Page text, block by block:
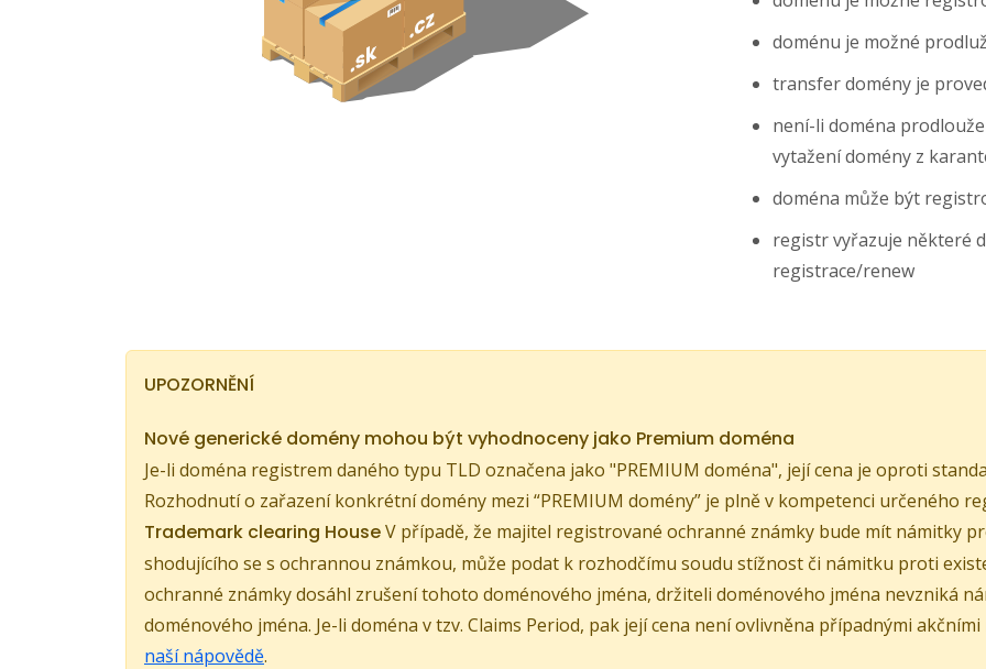
doménu je možné
transfer domény je
není-li doména
vytažení domény z
doména může být
registr vyřazuje některé
registrace/renew
UPOZORNĚNÍ
Nové generické domény mohou být vyhodnoceny jako Premium doména
Je-li doména registrem daného typu TLD označena jako "PREMIUM doména", její cena je oproti
Rozhodnutí o zařazení konkrétní domény mezi “PREMIUM domény” je plně v kompetenci určeného
Trademark clearing HouseV případě, že majitel registrované ochranné známky bude mít námitky
shodujícího se s ochrannou známkou, může podat k rozhodčímu soudu stížnost či námitku proti
ochranné známky dosáhl zrušení tohoto doménového jména, držiteli doménového jména nevzniká
doménového jména. Je-li doména v tzv. Claims Period, pak její cena není ovlivněna případnými
naší nápovědě.